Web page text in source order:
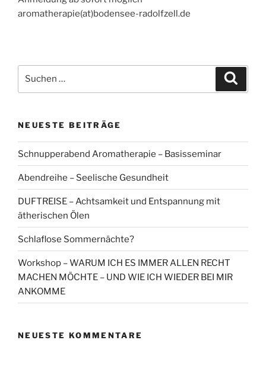
aromatherapie(at)bodensee-radolfzell.de
nach:
NEUESTE BEITRÄGE
Schnupperabend Aromatherapie – Basisseminar
Abendreihe – Seelische Gesundheit
DUFTREISE – Achtsamkeit und Entspannung mit
ätherischen Ölen
Schlaflose Sommernächte?
Workshop – WARUM ICH ES IMMER ALLEN RECHT
MACHEN MÖCHTE – UND WIE ICH WIEDER BEI MIR
ANKOMME
NEUESTE KOMMENTARE